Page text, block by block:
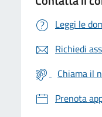
Leggi le
Richiedi
Chiama il
Prenota